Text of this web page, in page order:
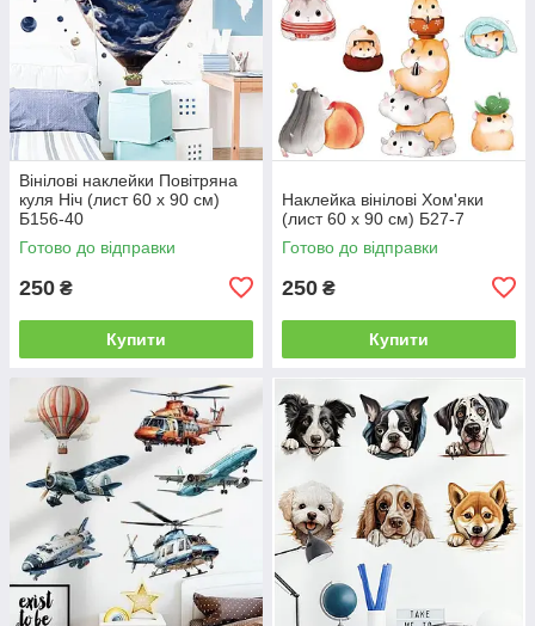
Вінілові наклейки Повітряна
куля Ніч (лист 60 х 90 см)
Б156-40
Готово до відправки
250 ₴
Купити
Наклейка вінілові Хом'яки
(лист 60 х 90 см) Б27-7
Готово до відправки
250 ₴
Купити